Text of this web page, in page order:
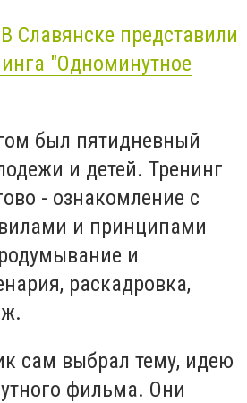
В Славянске представили
"Одноминутное
был пятидневный
и детей. Тренинг
- ознакомление с
и принципами
и
раскадровка,
сам выбрал тему, идею
фильма. Они